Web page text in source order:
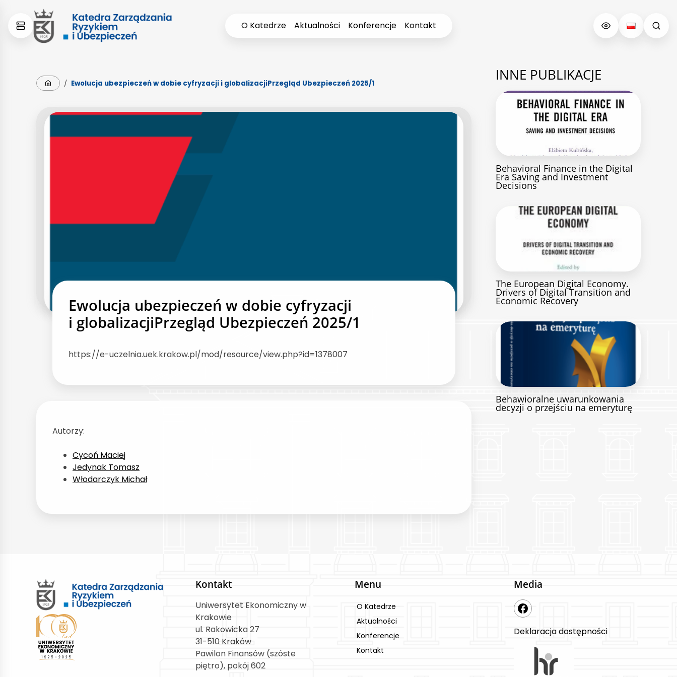
content
menu
O Katedrze Aktualności Konferencje Kontakt
Strona główna
/ Ewolucja ubezpieczeń w dobie cyfryzacji i globalizacjiPrzegląd Ubezpieczeń 2025/1
Ewolucja ubezpieczeń w dobie cyfryzacji
i globalizacjiPrzegląd Ubezpieczeń 2025/1
https://e-uczelnia.uek.krakow.pl/mod/resource/view.php?id=1378007
Autorzy:
Cycoń Maciej
Jedynak Tomasz
Włodarczyk Michał
INNE PUBLIKACJE
Behavioral Finance in the Digital
Era Saving and Investment
Decisions
The European Digital Economy.
Drivers of Digital Transition and
Economic Recovery
Behawioralne uwarunkowania
decyzji o przejściu na emeryturę
Kontakt
Uniwersytet Ekonomiczny w
Krakowie
ul. Rakowicka 27
31-510 Kraków
Pawilon Finansów (szóste
piętro), pokój 602
Menu
O Katedrze
Aktualności
Konferencje
Kontakt
Media
Deklaracja dostępności